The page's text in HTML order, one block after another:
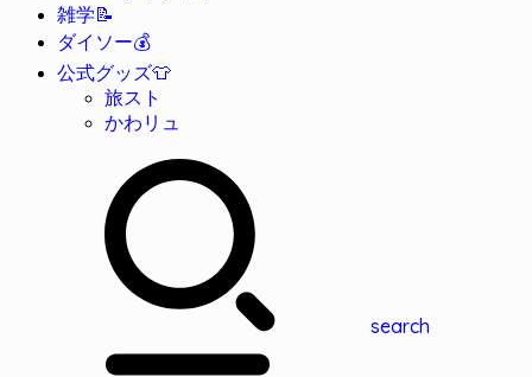
雑学📝
ダイソー💰
公式グッズ👕
旅スト
かわリュ
search